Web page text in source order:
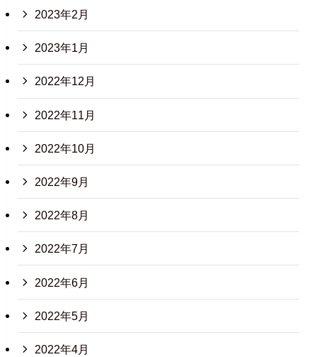
2023年2月
2023年1月
2022年12月
2022年11月
2022年10月
2022年9月
2022年8月
2022年7月
2022年6月
2022年5月
2022年4月